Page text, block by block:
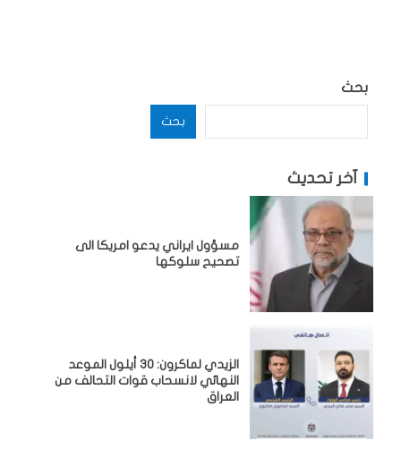
بحث
بحث
آخر تحديث
مسؤول ايراني يدعو امريكا الى
تصحيح سلوكها
الزيدي لماكرون: 30 أيلول الموعد
النهائي لانسحاب قوات التحالف من
العراق